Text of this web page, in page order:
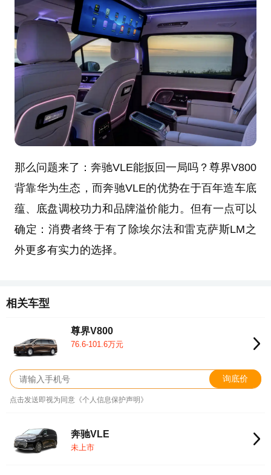
那么问题来了：奔驰VLE能扳回一局吗？尊界V800
背靠华为生态，而奔驰VLE的优势在于百年造车底
蕴、底盘调校功力和品牌溢价能力。但有一点可以
确定：消费者终于有了除埃尔法和雷克萨斯LM之
外更多有实力的选择。
相关车型
尊界V800
76.6-101.6万元
询底价
点击发送即视为同意《个人信息保护声明》
奔驰VLE
未上市